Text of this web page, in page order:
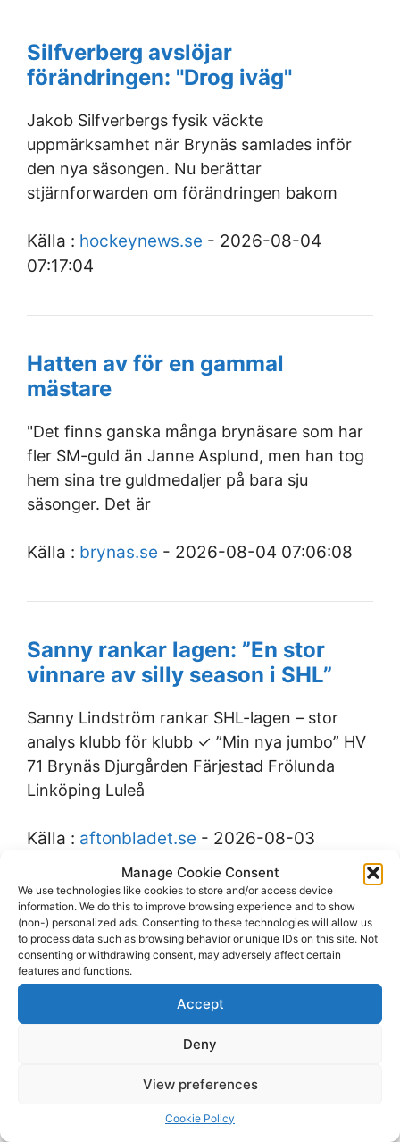
Manage Cookie Consent
We use technologies like cookies to store and/or access device
information. We do this to improve browsing experience and to show
(non-) personalized ads. Consenting to these technologies will allow us
to process data such as browsing behavior or unique IDs on this site. Not
consenting or withdrawing consent, may adversely affect certain
features and functions.
Accept
Deny
View preferences
Cookie Policy
Silfverberg avslöjar
förändringen: "Drog iväg"
Jakob Silfverbergs fysik väckte
uppmärksamhet när Brynäs samlades inför
den nya säsongen. Nu berättar
stjärnforwarden om förändringen bakom
Källa : hockeynews.se - 2026-08-04
07:17:04
Hatten av för en gammal
mästare
"Det finns ganska många brynäsare som har
fler SM-guld än Janne Asplund, men han tog
hem sina tre guldmedaljer på bara sju
säsonger. Det är
Källa : brynas.se - 2026-08-04 07:06:08
Sanny rankar lagen: ”En stor
vinnare av silly season i SHL”
Sanny Lindström rankar SHL-lagen – stor
analys klubb för klubb ✓ ”Min nya jumbo” HV
71 Brynäs Djurgården Färjestad Frölunda
Linköping Luleå
Källa : aftonbladet.se - 2026-08-03
BILDEXTRA: Se dagens
Brynästräning i bilder
Nu har Brynäs haft sin första isträning – på